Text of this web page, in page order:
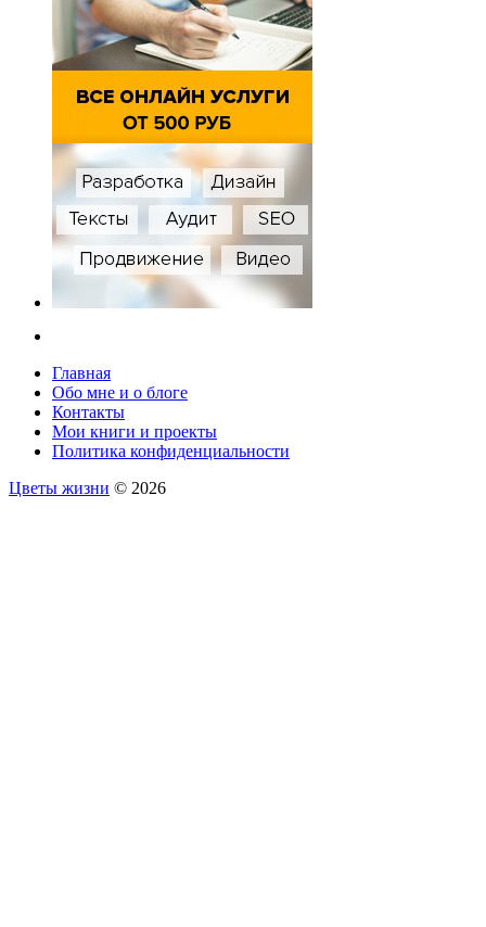
Главная
Обо мне и о блоге
Контакты
Мои книги и проекты
Политика конфиденциальности
Цветы жизни © 2026